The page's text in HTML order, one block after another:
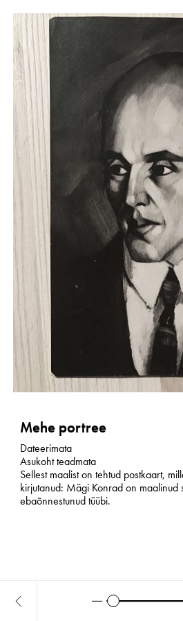
Mehe portree
Dateerimata
Asukoht teadmata
Sellest maalist on tehtud postkaart,
kirjutanud: Mägi Konrad on maalinud
ebaõnnestunud tüübi.
Saadjärve
Zoom
out
Teoste ja fotode reprodutseerimine
ilma omaniku kirjaliku loata on
keelatud.
Konrad Mägi Sihtasutus 2026